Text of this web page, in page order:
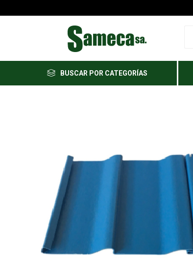
BUSCAR POR CATEGORÍAS